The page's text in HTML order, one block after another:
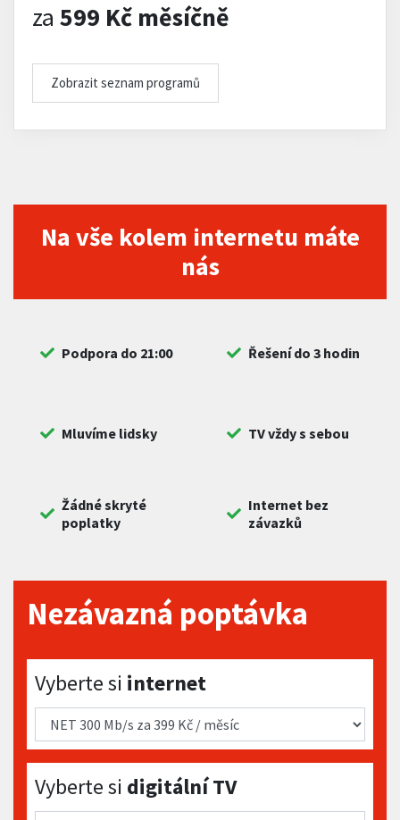
za 599 Kč měsíčně
Zobrazit seznam programů
Na vše kolem internetu máte
nás
Podpora do 21:00 Řešení do 3 hodin
Mluvíme lidsky TV vždy s sebou
Žádné skryté
poplatky
Internet bez
závazků
Nezávazná poptávka
Vyberte si internet
Vyberte si internet
Vyberte si digitální TV
Vyberte si digitální TV